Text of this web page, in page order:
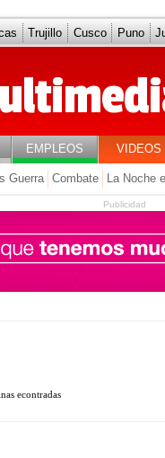
Trujillo Cusco Puno
Peru
EMPLEOS VIDEOS
Guerra Combate La Noche
Publicidad
econtradas